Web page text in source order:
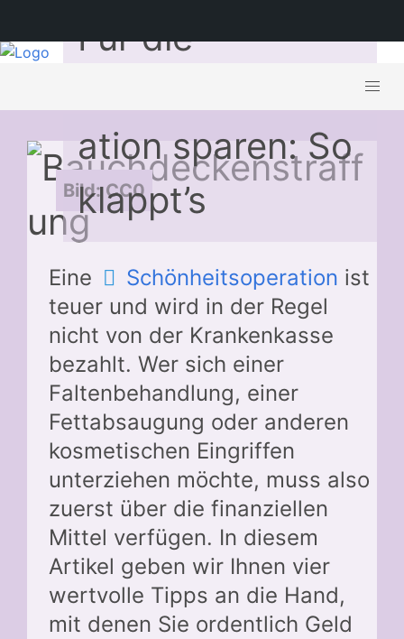
Bild: CC0
Für die
ation sparen: So
klappt’s
Eine Schönheitsoperation ist
teuer und wird in der Regel
nicht von der Krankenkasse
bezahlt. Wer sich einer
Faltenbehandlung, einer
Fettabsaugung oder anderen
kosmetischen Eingriffen
unterziehen möchte, muss also
zuerst über die finanziellen
Mittel verfügen. In diesem
Artikel geben wir Ihnen vier
wertvolle Tipps an die Hand,
mit denen Sie ordentlich Geld